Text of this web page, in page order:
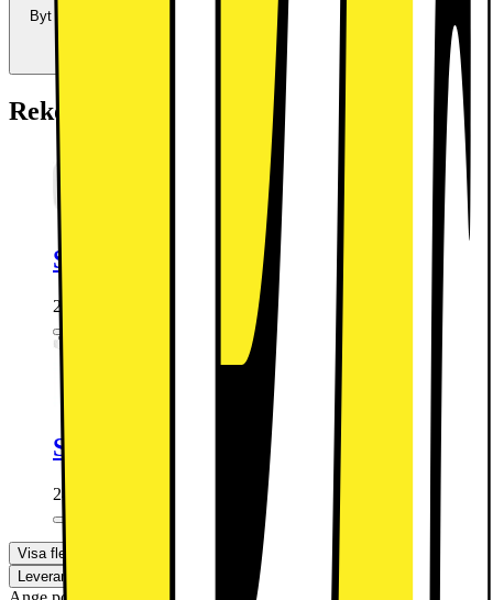
Byt in din enhet och använd dess värde som delbetalning mot en ny
Beräkna ditt inbytesvärde
Rekommenderade tillbehör:
Sandstrøm 30W USB-C GaN laddare
299.-
Sandstrøm USB-C till USB-C kabel
249.-
Visa fler
Leverans